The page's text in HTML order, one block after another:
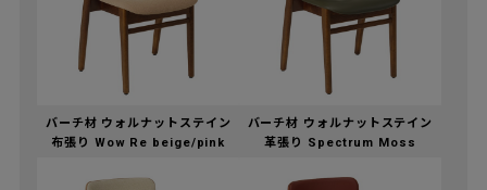
バーチ材 ウォルナットステイン
布張り Wow Re beige/pink
バーチ材 ウォルナットステイン
革張り Spectrum Moss